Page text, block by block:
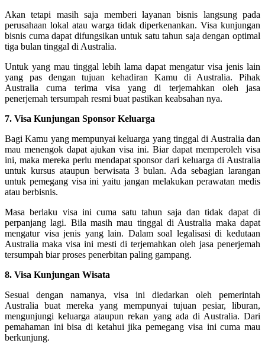
Akan tetapi masih saja memberi layanan bisnis langsung pada
perusahaan lokal atau warga tidak diperkenankan. Visa kunjungan
bisnis cuma dapat difungsikan untuk satu tahun saja dengan optimal
tiga bulan tinggal di Australia.
Untuk yang mau tinggal lebih lama dapat mengatur visa jenis lain
yang pas dengan tujuan kehadiran Kamu di Australia. Pihak
Australia cuma terima visa yang di terjemahkan oleh jasa
penerjemah tersumpah resmi buat pastikan keabsahan nya.
7. Visa Kunjungan Sponsor Keluarga
Bagi Kamu yang mempunyai keluarga yang tinggal di Australia dan
mau menengok dapat ajukan visa ini. Biar dapat memperoleh visa
ini, maka mereka perlu mendapat sponsor dari keluarga di Australia
untuk kursus ataupun berwisata 3 bulan. Ada sebagian larangan
untuk pemegang visa ini yaitu jangan melakukan perawatan medis
atau berbisnis.
Masa berlaku visa ini cuma satu tahun saja dan tidak dapat di
perpanjang lagi. Bila masih mau tinggal di Australia maka dapat
mengatur visa jenis yang lain. Dalam soal legalisasi di kedutaan
Australia maka visa ini mesti di terjemahkan oleh jasa penerjemah
tersumpah biar proses penerbitan paling gampang.
8. Visa Kunjungan Wisata
Sesuai dengan namanya, visa ini diedarkan oleh pemerintah
Australia buat mereka yang mempunyai tujuan pesiar, liburan,
mengunjungi keluarga ataupun rekan yang ada di Australia. Dari
pemahaman ini bisa di ketahui jika pemegang visa ini cuma mau
berkunjung.